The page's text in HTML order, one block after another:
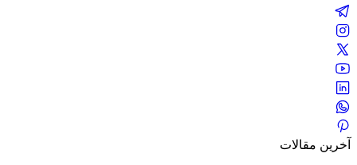
آخرین مقالات